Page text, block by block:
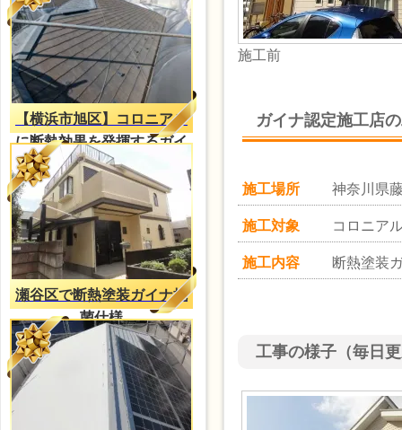
【横浜市旭区】コロニアル
に断熱効果を発揮するガイ
ナ塗装
瀬谷区で断熱塗装ガイナ抗
菌仕様
施工前
ガイナ認定施工
施工場所 神奈川県
施工対象 コロニア
施工内容 断熱塗装
工事の様子（毎日